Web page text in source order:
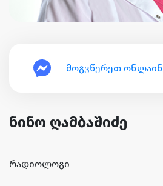
მოგვწერეთ ონლაინ
ნინო ღამბაშიძე
რადიოლოგი